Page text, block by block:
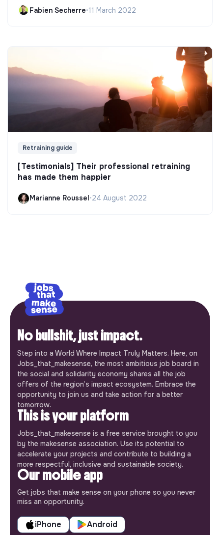
Fabien Secherre•11 March 2022
Retraining guide
[Testimonials] Their professional retraining
has made them happier
Marianne Roussel •24 August 2022
No bullshit, just impact.
Step into a World Where Impact Truly Matters. Here, on
Jobs_that_makesense, the most ambitious job board in
the social and solidarity economy shares all the job
offers of the region’s impact ecosystem. Embrace the
opportunity to join us and take action for a better
tomorrow.
This is your platform
Jobs_that_makesense is a free service brought to you
by the makesense association. Use its potential to
accelerate your projects and contribute to building a
more respectful, inclusive and sustainable society.
Our mobile app
Get jobs that make sense on your phone so you never
miss an opportunity.
iPhone Android